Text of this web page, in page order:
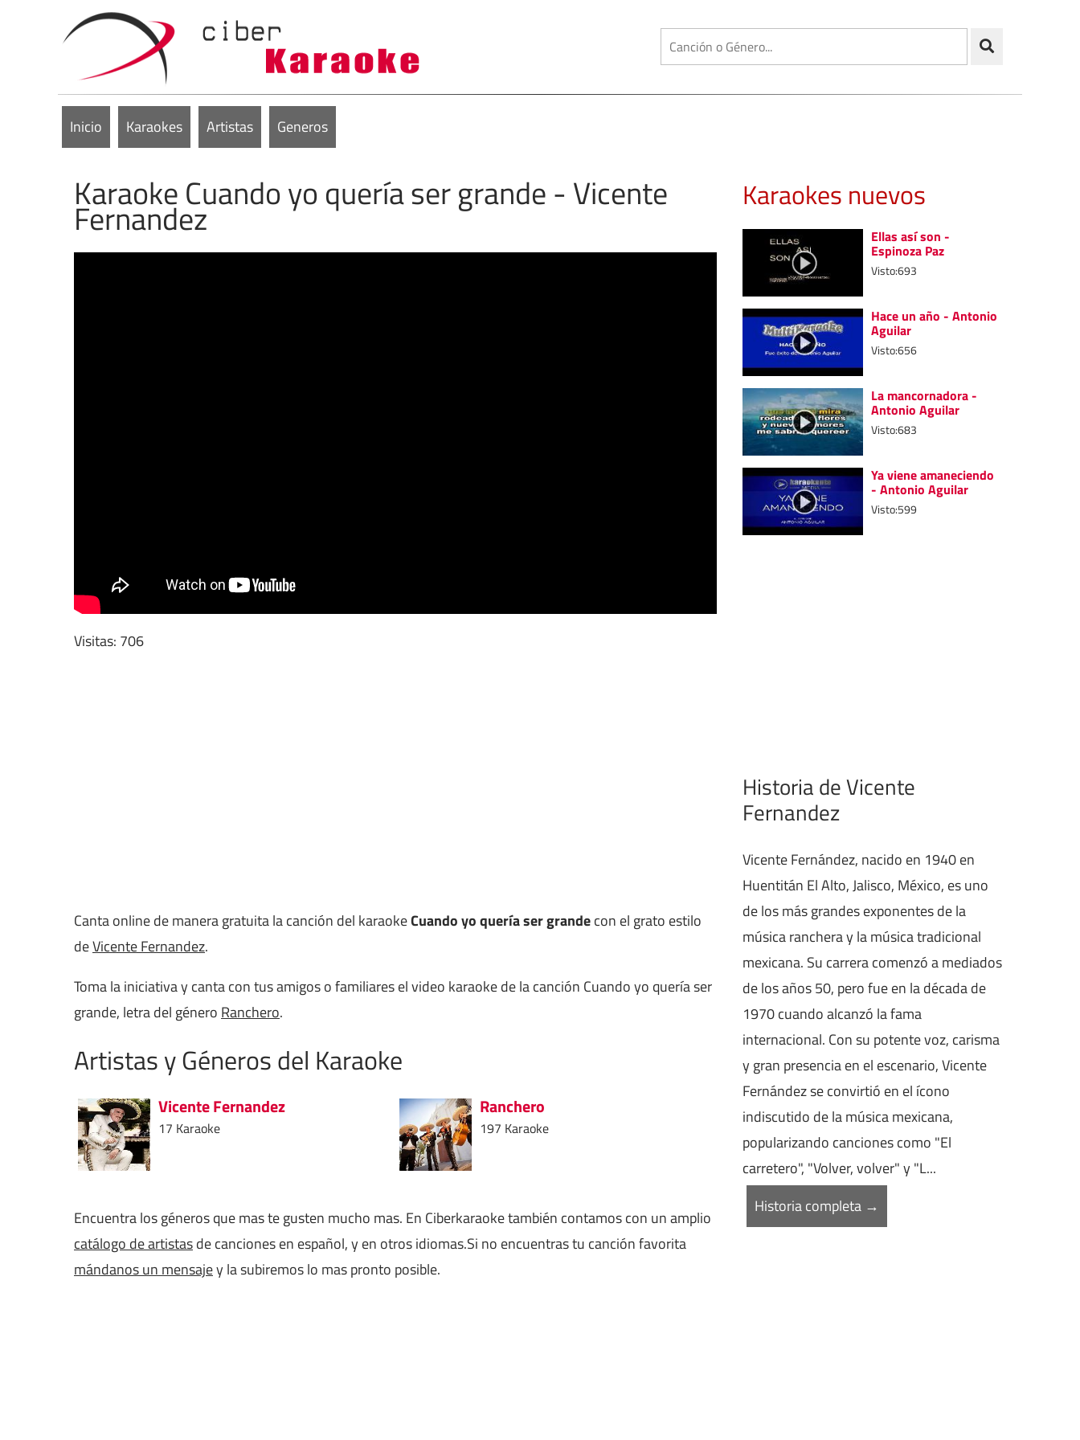
Inicio Karaokes Artistas Generos
Karaoke Cuando yo quería ser grande - Vicente
Fernandez
Visitas: 706
Canta online de manera gratuita la canción del karaokeCuando yo quería ser grandecon el grato estilo
deVicente Fernandez.
Toma la iniciativa y canta con tus amigos o familiares el video karaoke de la canción Cuando yo quería ser
grande, letra del género Ranchero.
Artistas y Géneros del Karaoke
Vicente Fernandez
17 Karaoke
Ranchero
197 Karaoke
Encuentra los géneros que mas te gusten mucho mas. En Ciberkaraoke también contamos con un amplio
catálogo de artistasde canciones en español, y en otros idiomas.Si no encuentras tu canción favorita
mándanos un mensajey la subiremos lo mas pronto posible.
Karaokes nuevos
Ellas así son -
Espinoza Paz
Visto:693
Hace un año - Antonio
Aguilar
Visto:656
La mancornadora -
Antonio Aguilar
Visto:683
Ya viene amaneciendo
- Antonio Aguilar
Visto:599
Historia de Vicente
Fernandez
Vicente Fernández, nacido en 1940 en
Huentitán El Alto, Jalisco, México, es uno
de los más grandes exponentes de la
música ranchera y la música tradicional
mexicana. Su carrera comenzó a mediados
de los años 50, pero fue en la década de
1970 cuando alcanzó la fama
internacional. Con su potente voz, carisma
y gran presencia en el escenario, Vicente
Fernández se convirtió en el ícono
indiscutido de la música mexicana,
popularizando canciones como "El
carretero", "Volver, volver" y "L...
Historia completa →